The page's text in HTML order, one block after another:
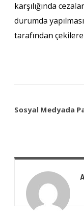
karşılığında
durumda
tarafından
Sosyal Medyada